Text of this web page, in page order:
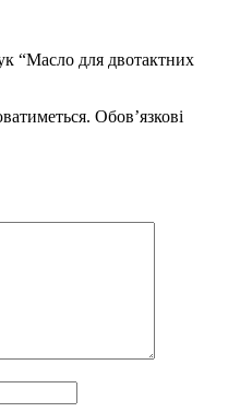
“Масло для двотактних
Обов’язкові